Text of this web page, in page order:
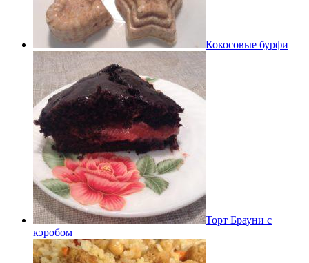
Кокосовые бурфи
Торт Брауни с
кэробом